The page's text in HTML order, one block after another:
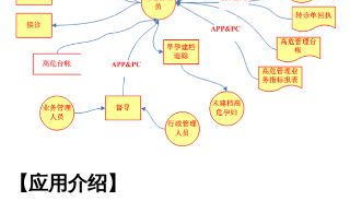
【应用介绍】